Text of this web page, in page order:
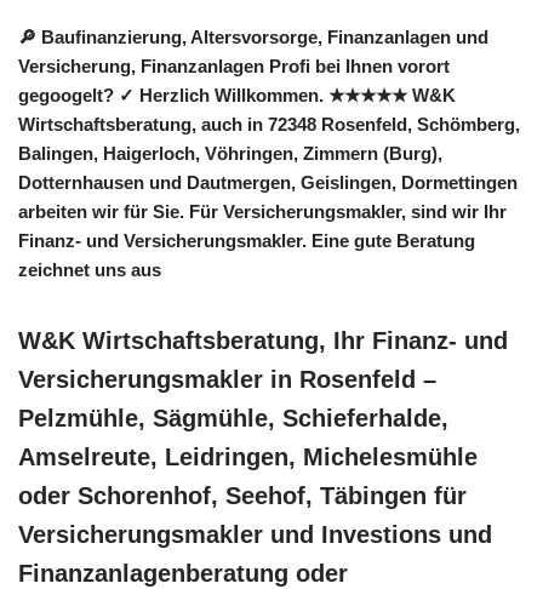
🔎 Baufinanzierung, Altersvorsorge, Finanzanlagen und
Versicherung, Finanzanlagen Profi bei Ihnen vorort
gegoogelt? ✓ Herzlich Willkommen. ★★★★★ W&K
Wirtschaftsberatung, auch in 72348 Rosenfeld, Schömberg,
Balingen, Haigerloch, Vöhringen, Zimmern (Burg),
Dotternhausen und Dautmergen, Geislingen, Dormettingen
arbeiten wir für Sie. Für Versicherungsmakler, sind wir Ihr
Finanz- und Versicherungsmakler. Eine gute Beratung
zeichnet uns aus
W&K Wirtschaftsberatung, Ihr Finanz- und
Versicherungsmakler in Rosenfeld –
Pelzmühle, Sägmühle, Schieferhalde,
Amselreute, Leidringen, Michelesmühle
oder Schorenhof, Seehof, Täbingen für
Versicherungsmakler und Investions und
Finanzanlagenberatung oder